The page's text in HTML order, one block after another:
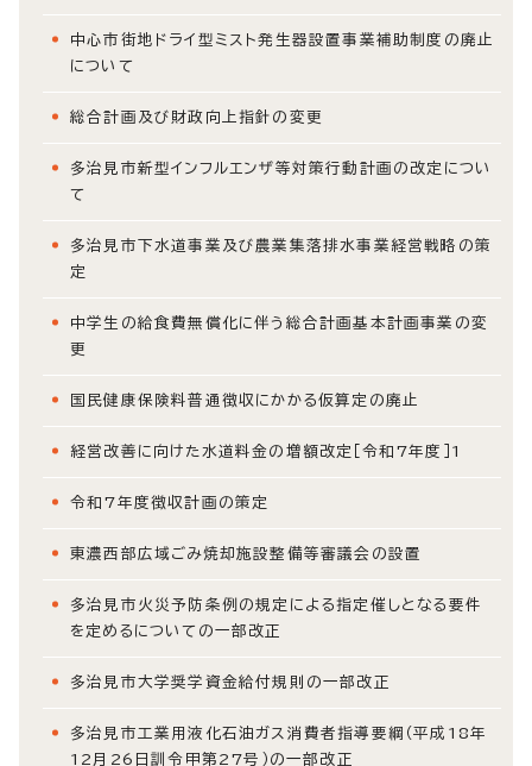
中心市街地ドライ型ミスト発生器設置事業補助制度の廃止
について
総合計画及び財政向上指針の変更
多治見市新型インフルエンザ等対策行動計画の改定につい
て
多治見市下水道事業及び農業集落排水事業経営戦略の策
定
中学生の給食費無償化に伴う総合計画基本計画事業の変
更
国民健康保険料普通徴収にかかる仮算定の廃止
経営改善に向けた水道料金の増額改定［令和7年度］1
令和7年度徴収計画の策定
東濃西部広域ごみ焼却施設整備等審議会の設置
多治見市火災予防条例の規定による指定催しとなる要件
を定めるについての一部改正
多治見市大学奨学資金給付規則の一部改正
多治見市工業用液化石油ガス消費者指導要綱（平成18年
12月26日訓令甲第27号）の一部改正